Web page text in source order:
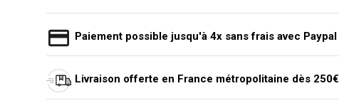
Paiement possible jusqu'à 4x sans frais avec Paypal
Livraison offerte en France métropolitaine dès 250€